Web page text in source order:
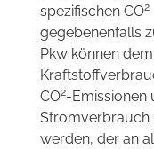
spezifischen CO2
gegebenenfalls
Pkw können
CO2-Emissionen
Stromverbrauch
werden, der an